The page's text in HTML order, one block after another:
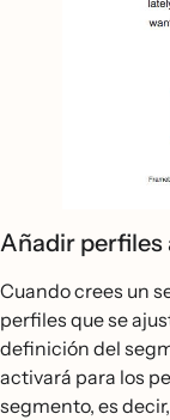
Añadir
Cuando crees un
perfiles que se
definición del
activará para los
segmento, es